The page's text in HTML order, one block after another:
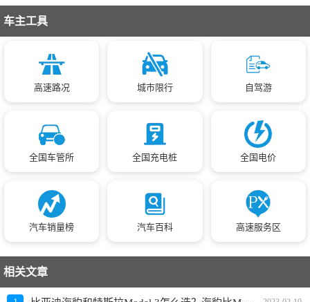
车主工具
高速路况 城市限行 自驾游
全国车管所 全国充电桩 全国电价
汽车销量榜 汽车百科 高速服务区
相关文章